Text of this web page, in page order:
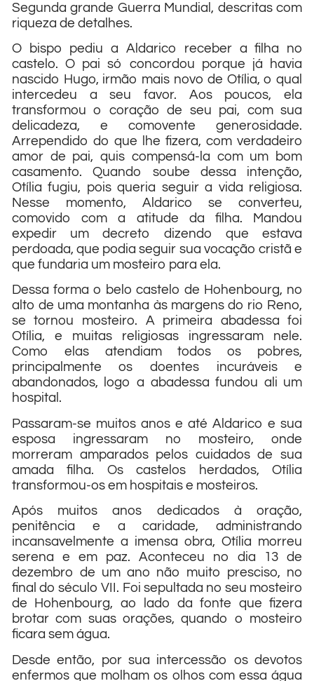
Segunda grande Guerra Mundial, descritas com
riqueza de detalhes.
O bispo pediu a Aldarico receber a filha no
castelo. O pai só concordou porque já havia
nascido Hugo, irmão mais novo de Otília, o qual
intercedeu a seu favor. Aos poucos, ela
transformou o coração de seu pai, com sua
delicadeza, e comovente generosidade.
Arrependido do que lhe fizera, com verdadeiro
amor de pai, quis compensá-la com um bom
casamento. Quando soube dessa intenção,
Otília fugiu, pois queria seguir a vida religiosa.
Nesse momento, Aldarico se converteu,
comovido com a atitude da filha. Mandou
expedir um decreto dizendo que estava
perdoada, que podia seguir sua vocação cristã e
que fundaria um mosteiro para ela.
Dessa forma o belo castelo de Hohenbourg, no
alto de uma montanha às margens do rio Reno,
se tornou mosteiro. A primeira abadessa foi
Otília, e muitas religiosas ingressaram nele.
Como elas atendiam todos os pobres,
principalmente os doentes incuráveis e
abandonados, logo a abadessa fundou ali um
hospital.
Passaram-se muitos anos e até Aldarico e sua
esposa ingressaram no mosteiro, onde
morreram amparados pelos cuidados de sua
amada filha. Os castelos herdados, Otília
transformou-os em hospitais e mosteiros.
Após muitos anos dedicados à oração,
penitência e a caridade, administrando
incansavelmente a imensa obra, Otília morreu
serena e em paz. Aconteceu no dia 13 de
dezembro de um ano não muito presciso, no
final do século VII. Foi sepultada no seu mosteiro
de Hohenbourg, ao lado da fonte que fizera
brotar com suas orações, quando o mosteiro
ficara sem água.
Desde então, por sua intercessão os devotos
enfermos que molham os olhos com essa água